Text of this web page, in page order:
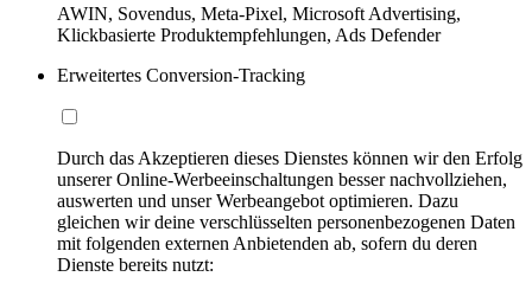
AWIN, Sovendus, Meta-Pixel, Microsoft Advertising,
Klickbasierte Produktempfehlungen, Ads Defender
Erweitertes Conversion-Tracking
Durch das Akzeptieren dieses Dienstes können wir den Erfolg
unserer Online-Werbeeinschaltungen besser nachvollziehen,
auswerten und unser Werbeangebot optimieren. Dazu
gleichen wir deine verschlüsselten personenbezogenen Daten
mit folgenden externen Anbietenden ab, sofern du deren
Dienste bereits nutzt: